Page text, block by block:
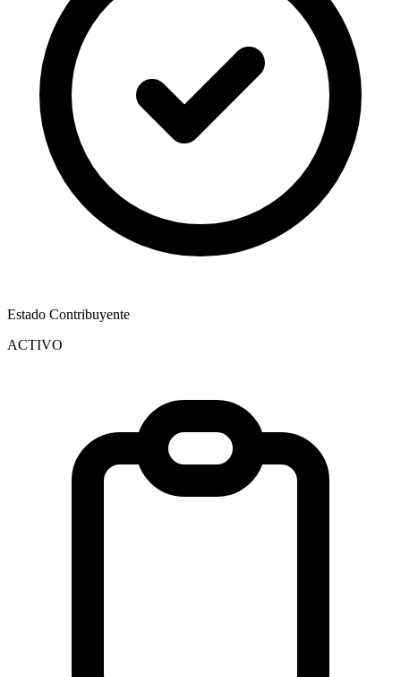
Estado Contribuyente
ACTIVO